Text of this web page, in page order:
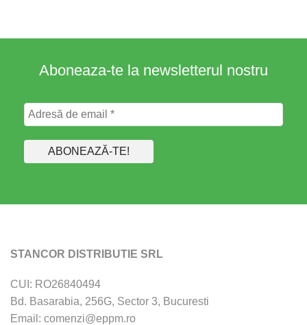
Aboneaza-te la newsletterul nostru
STANCOR DISTRIBUTIE SRL
CUI: RO26840494
Bd. Basarabia, 256G, Sector 3, Bucuresti
Email: comenzi@eppm.ro